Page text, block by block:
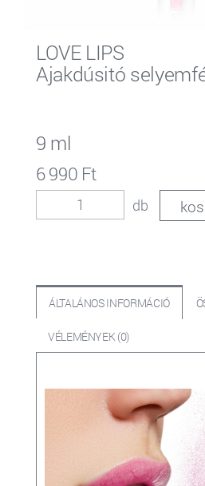
LOVE LIPS
Ajakdúsitó
9 ml
6 990 Ft
db
ÁLTALÁNOS INFORMÁCIÓ
VÉLEMÉNYEK (0)